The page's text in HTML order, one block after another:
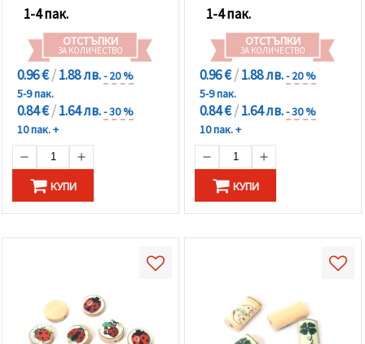
1-4 пак.
ОТСТЪПКИ
ЗА КОЛИЧЕСТВО
0.96 €/1.88 лв.- 20 %
5-9 пак.
0.84 €/1.64 лв.- 30 %
10 пак. +
КУПИ
1-4 пак.
ОТСТЪПКИ
ЗА КОЛИЧЕСТВО
0.96 €/1.88 лв.- 20 %
5-9 пак.
0.84 €/1.64 лв.- 30 %
10 пак. +
КУПИ